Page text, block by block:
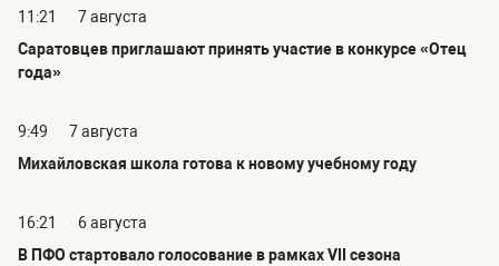
11:21
7 августа
Саратовцев приглашают принять участие в конкурсе «Отец
года»
9:49
7 августа
Михайловская школа готова к новому учебному году
16:21
6 августа
В ПФО стартовало голосование в рамках VII сезона